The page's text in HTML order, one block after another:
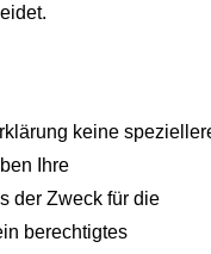
keine
Ihre
der Zweck für die
berechtigtes